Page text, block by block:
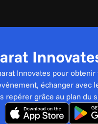
Innovates pour
échanger avec
repérer grâce au plan du